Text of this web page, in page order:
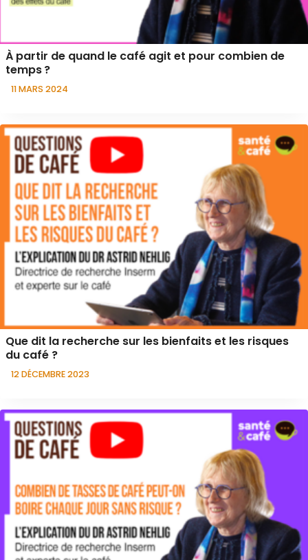
À partir de quand le café agit et pour combien de
temps ?
11 MARS 2024
Que dit la recherche sur les bienfaits et les risques
du café ?
12 DÉCEMBRE 2023